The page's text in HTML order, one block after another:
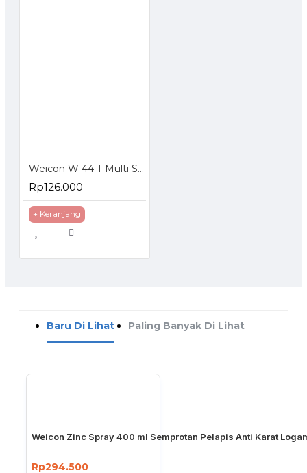
Weicon W 44 T Multi Spray 400 ml Pelumas Anti Karat 400ml
Rp126.000
+ Keranjang
Baru Di Lihat Paling Banyak Di Lihat
Weicon Zinc Spray 400 ml Semprotan Pelapis Anti Karat
Rp294.500